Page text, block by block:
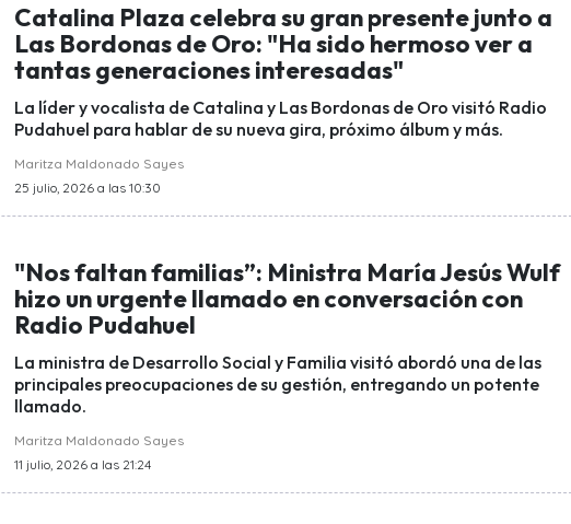
Catalina Plaza celebra su gran presente junto a
Las Bordonas de Oro: "Ha sido hermoso ver a
tantas generaciones interesadas"
La líder y vocalista de Catalina y Las Bordonas de Oro visitó Radio
Pudahuel para hablar de su nueva gira, próximo álbum y más.
Maritza Maldonado Sayes
25 julio, 2026 a las 10:30
"Nos faltan familias”: Ministra María Jesús Wulf
hizo un urgente llamado en conversación con
Radio Pudahuel
La ministra de Desarrollo Social y Familia visitó abordó una de las
principales preocupaciones de su gestión, entregando un potente
llamado.
Maritza Maldonado Sayes
11 julio, 2026 a las 21:24